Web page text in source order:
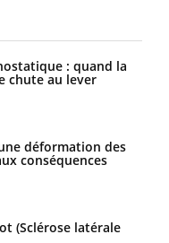
: quand la
chute au lever
déformation des
conséquences
(Sclérose latérale